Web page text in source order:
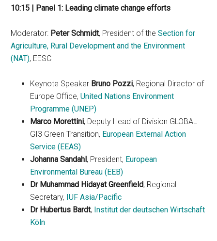
10:15 | Panel 1: Leading climate change efforts
Moderator: Peter Schmidt, President of theSection for
Agriculture, Rural Development and the Environment
(NAT), EESC
Keynote Speaker Bruno Pozzi, Regional Director of
Europe Office,United Nations Environment
Programme (UNEP)
Marco Morettini, Deputy Head of Division GLOBAL
GI3 Green Transition, European External Action
Service (EEAS)
Johanna Sandahl , President, European
Environmental Bureau (EEB)
Dr Muhammad Hidayat Greenfield, Regional
Secretary, IUF Asia/Pacific
Dr Hubertus Bardt, Institut der deutschen Wirtschaft
Köln